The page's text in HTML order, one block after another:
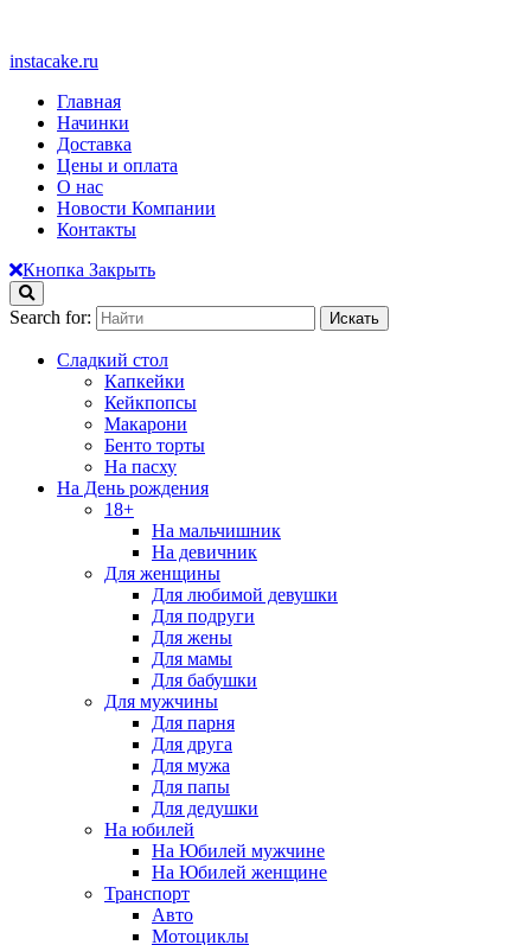
instacake.ru
Главная
Начинки
Доставка
Цены и оплата
О нас
Новости Компании
Контакты
Кнопка Закрыть
Search for:
Сладкий стол
Капкейки
Кейкпопсы
Макарони
Бенто торты
На пасху
На День рождения
18+
На мальчишник
На девичник
Для женщины
Для любимой девушки
Для подруги
Для жены
Для мамы
Для бабушки
Для мужчины
Для парня
Для друга
Для мужа
Для папы
Для дедушки
На юбилей
На Юбилей мужчине
На Юбилей женщине
Транспорт
Авто
Мотоциклы